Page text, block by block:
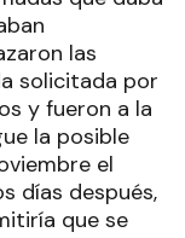
las
solicitada por
y fueron a la
la posible
el
días después,
que se